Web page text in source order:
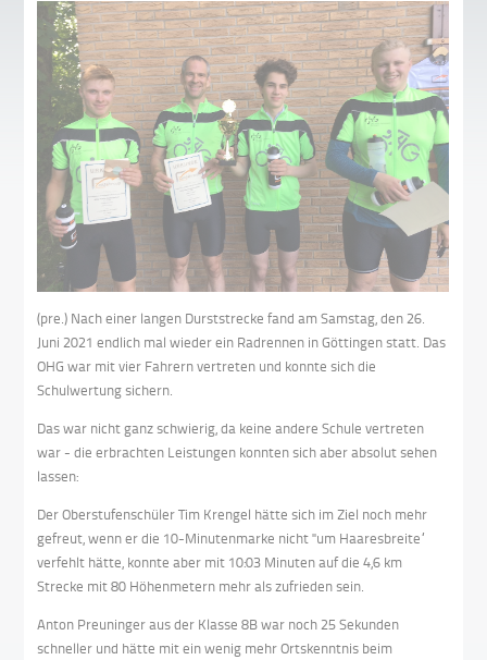
(pre.) Nach einer langen Durststrecke fand am Samstag, den 26.
Juni 2021 endlich mal wieder ein Radrennen in Göttingen statt. Das
OHG war mit vier Fahrern vertreten und konnte sich die
Schulwertung sichern.
Das war nicht ganz schwierig, da keine andere Schule vertreten
war - die erbrachten Leistungen konnten sich aber absolut sehen
lassen:
Der Oberstufenschüler Tim Krengel hätte sich im Ziel noch mehr
gefreut, wenn er die 10-Minutenmarke nicht "um Haaresbreite“
verfehlt hätte, konnte aber mit 10:03 Minuten auf die 4,6 km
Strecke mit 80 Höhenmetern mehr als zufrieden sein.
Anton Preuninger aus der Klasse 8B war noch 25 Sekunden
schneller und hätte mit ein wenig mehr Ortskenntnis beim